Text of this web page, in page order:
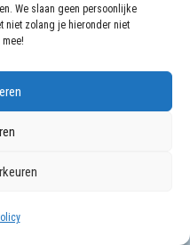
We slaan geen persoonlijke
niet zolang je hieronder niet
Heer ons in het
zevende zegel
zegel aan. Wij
tijds. Ingaan op